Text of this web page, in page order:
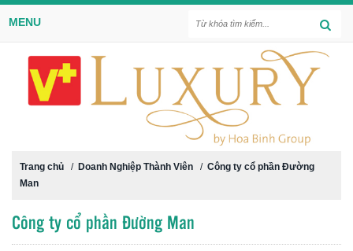
MENU
Trang chủ / Doanh Nghiệp Thành Viên / Công ty cổ phần Đường
Man
Công ty cổ phần Đường Man